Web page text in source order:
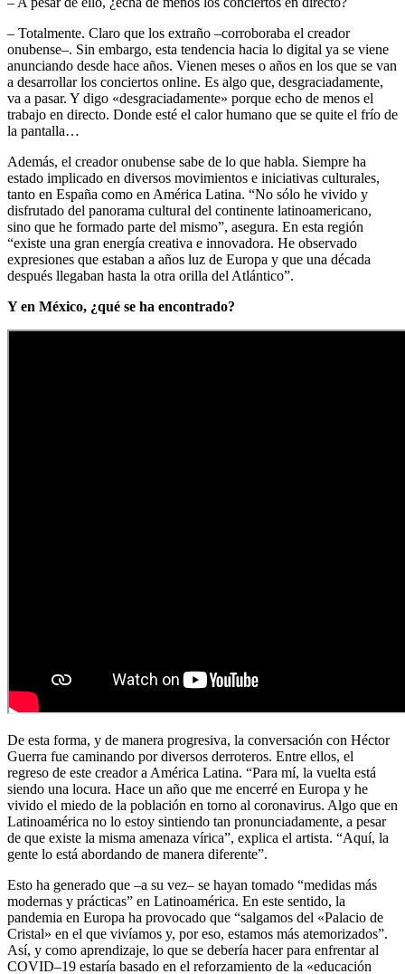
– Totalmente. Claro que los extraño –corroboraba el creador
onubense–. Sin embargo, esta tendencia hacia lo digital ya se viene
anunciando desde hace años. Vienen meses o años en los que se van
a desarrollar los conciertos online. Es algo que, desgraciadamente,
va a pasar. Y digo «desgraciadamente» porque echo de menos el
trabajo en directo. Donde esté el calor humano que se quite el frío de
la pantalla…
Además, el creador onubense sabe de lo que habla. Siempre ha
estado implicado en diversos movimientos e iniciativas culturales,
tanto en España como en América Latina. “No sólo he vivido y
disfrutado del panorama cultural del continente latinoamericano,
sino que he formado parte del mismo”, asegura. En esta región
“existe una gran energía creativa e innovadora. He observado
expresiones que estaban a años luz de Europa y que una década
después llegaban hasta la otra orilla del Atlántico”.
Y en México, ¿qué se ha encontrado?
De esta forma, y de manera progresiva, la conversación con Héctor
Guerra fue caminando por diversos derroteros. Entre ellos, el
regreso de este creador a América Latina. “Para mí, la vuelta está
siendo una locura. Hace un año que me encerré en Europa y he
vivido el miedo de la población en torno al coronavirus. Algo que en
Latinoamérica no lo estoy sintiendo tan pronunciadamente, a pesar
de que existe la misma amenaza vírica”, explica el artista. “Aquí, la
gente lo está abordando de manera diferente”.
Esto ha generado que –a su vez– se hayan tomado “medidas más
modernas y prácticas” en Latinoamérica. En este sentido, la
pandemia en Europa ha provocado que “salgamos del «Palacio de
Cristal» en el que vivíamos y, por eso, estamos más atemorizados”.
Así, y como aprendizaje, lo que se debería hacer para enfrentar al
COVID–19 estaría basado en el reforzamiento de la «educación